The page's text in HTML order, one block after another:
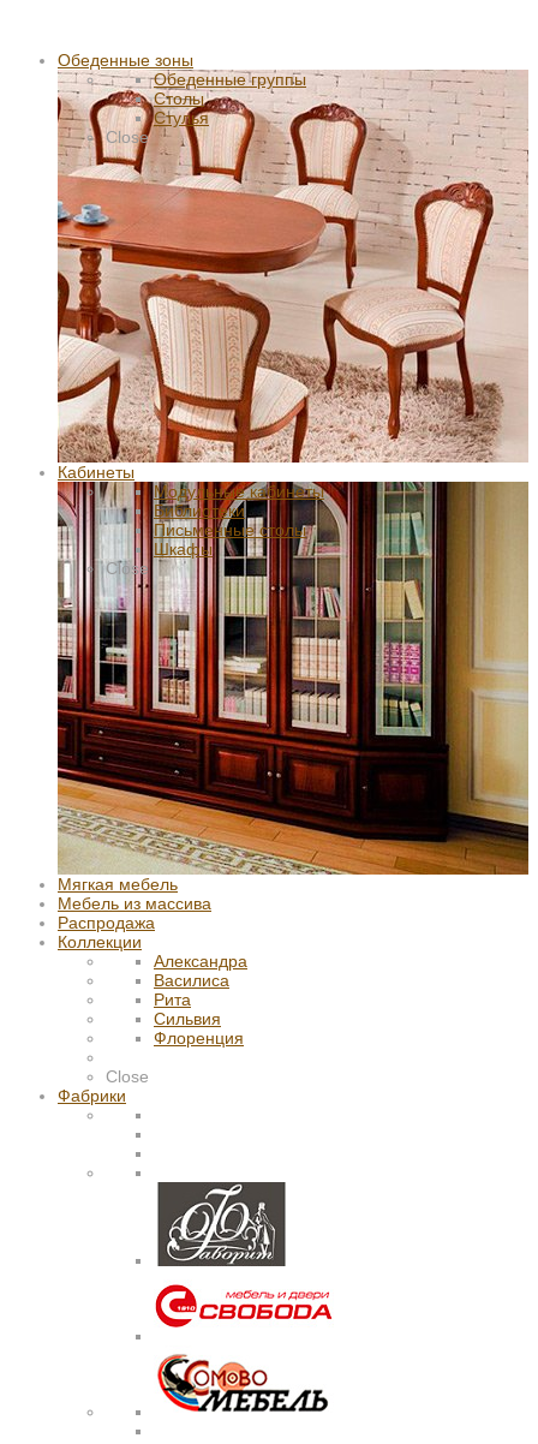
Обеденные зоны
Обеденные группы
Столы
Стулья
Close
Кабинеты
Модульные кабинеты
Библиотеки
Письменные столы
Шкафы
Close
Мягкая мебель
Мебель из массива
Распродажа
Коллекции
Александра
Василиса
Рита
Сильвия
Флоренция
Close
Фабрики